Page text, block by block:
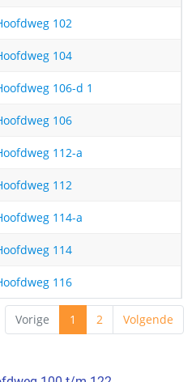
102
104
106-d 1
106
112-a
112
114-a
114
116
Vorige 1 2 Volgende